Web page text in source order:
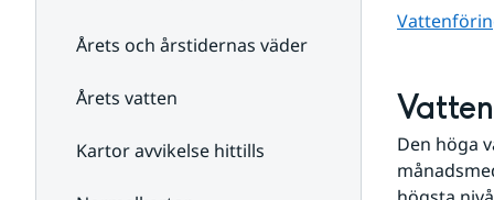
Årets och årstidernas väder
Årets vatten
Kartor avvikelse hittills
Den höga